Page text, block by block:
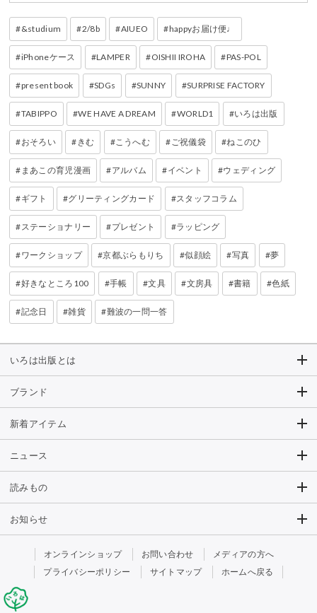
&studium 2/8b AIUEO happyお届け便♩
iPhoneケース LAMPER OISHII IROHA PAS-POL
present book SDGs SUNNY SURPRISE FACTORY
TABIPPO WE HAVE A DREAM WORLD1 いろは出版
おそろい きむ こうへむ ご祝儀袋 ねこのひ
まあこの育児漫画 アルバム イベント ウェディング
ギフト グリーティングカード スタッフコラム
ステーショナリー プレゼント ラッピング
ワークショップ 京都ぶらもりち 似顔絵 写真 夢
好きなところ100 手帳 文具 文房具 書籍 色紙
記念日 雑貨 難波の一問一答
いろは出版とは
ブランド
新着アイテム
ニュース
読みもの
お知らせ
オンラインショップ お問い合わせ
メディアの方へ
プライバシーポリシー
サイトマップ ホームへ戻る